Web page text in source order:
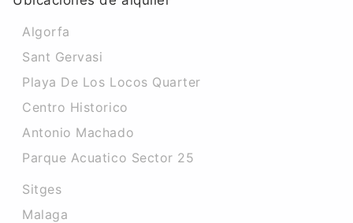
Algorfa
Sant Gervasi
Playa De Los Locos Quarter
Centro Historico
Antonio Machado
Parque Acuatico Sector 25
Sitges
Malaga